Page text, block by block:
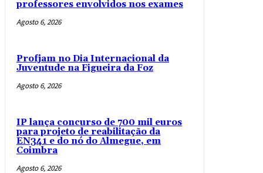
professores envolvidos nos exames
Agosto 6, 2026
Profjam no Dia Internacional da
Juventude na Figueira da Foz
Agosto 6, 2026
IP lança concurso de 700 mil euros
para projeto de reabilitação da
EN341 e do nó do Almegue, em
Coimbra
Agosto 6, 2026